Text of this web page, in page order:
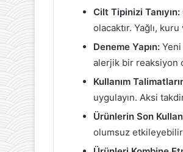
Cilt Tipinizi Tanıyın:
olacaktır. Yağlı,
Deneme Yapın:
alerjik bir reaksiyon
Kullanım
uygulayın. Aksi
Ürünlerin Son
olumsuz